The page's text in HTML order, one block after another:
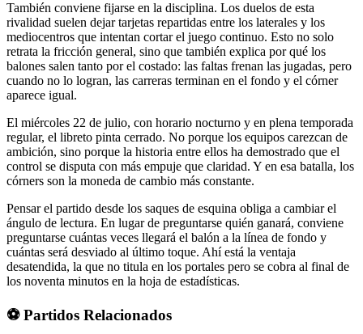
También conviene fijarse en la disciplina. Los duelos de esta
rivalidad suelen dejar tarjetas repartidas entre los laterales y los
mediocentros que intentan cortar el juego continuo. Esto no solo
retrata la fricción general, sino que también explica por qué los
balones salen tanto por el costado: las faltas frenan las jugadas, pero
cuando no lo logran, las carreras terminan en el fondo y el córner
aparece igual.
El miércoles 22 de julio, con horario nocturno y en plena temporada
regular, el libreto pinta cerrado. No porque los equipos carezcan de
ambición, sino porque la historia entre ellos ha demostrado que el
control se disputa con más empuje que claridad. Y en esa batalla, los
córners son la moneda de cambio más constante.
Pensar el partido desde los saques de esquina obliga a cambiar el
ángulo de lectura. En lugar de preguntarse quién ganará, conviene
preguntarse cuántas veces llegará el balón a la línea de fondo y
cuántas será desviado al último toque. Ahí está la ventaja
desatendida, la que no titula en los portales pero se cobra al final de
los noventa minutos en la hoja de estadísticas.
⚽ Partidos Relacionados